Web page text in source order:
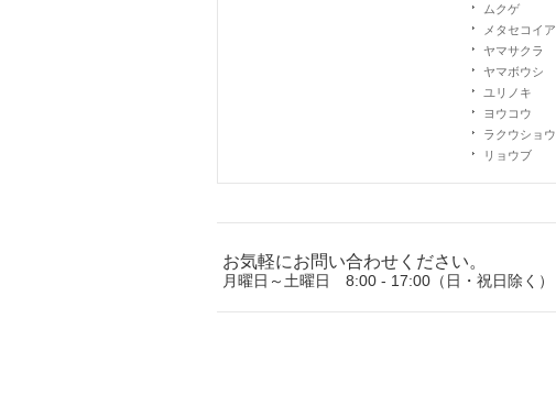
ムクゲ
メタセコイア
ヤマサクラ
ヤマボウシ
ユリノキ
ヨウコウ
ラクウショウ
リョウブ
お気軽にお問い合わせください。
月曜日～土曜日 8:00 - 17:00（日・祝日除く）